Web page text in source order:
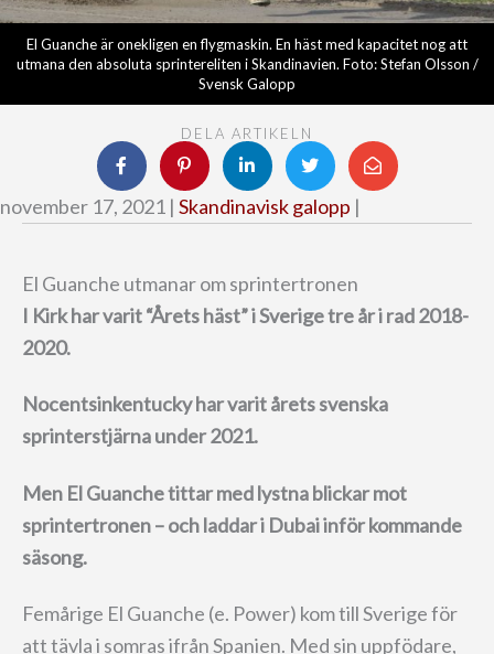
El Guanche är onekligen en flygmaskin. En häst med kapacitet nog att
utmana den absoluta sprintereliten i Skandinavien. Foto: Stefan Olsson /
Svensk Galopp
DELA ARTIKELN
november 17, 2021 | Skandinavisk galopp |
El Guanche utmanar om sprintertronen
I Kirk har varit “Årets häst” i Sverige tre år i rad 2018-
2020.
Nocentsinkentucky har varit årets svenska
sprinterstjärna under 2021.
Men El Guanche tittar med lystna blickar mot
sprintertronen – och laddar i Dubai inför kommande
säsong.
Femårige El Guanche (e. Power) kom till Sverige för
att tävla i somras ifrån Spanien. Med sin uppfödare,